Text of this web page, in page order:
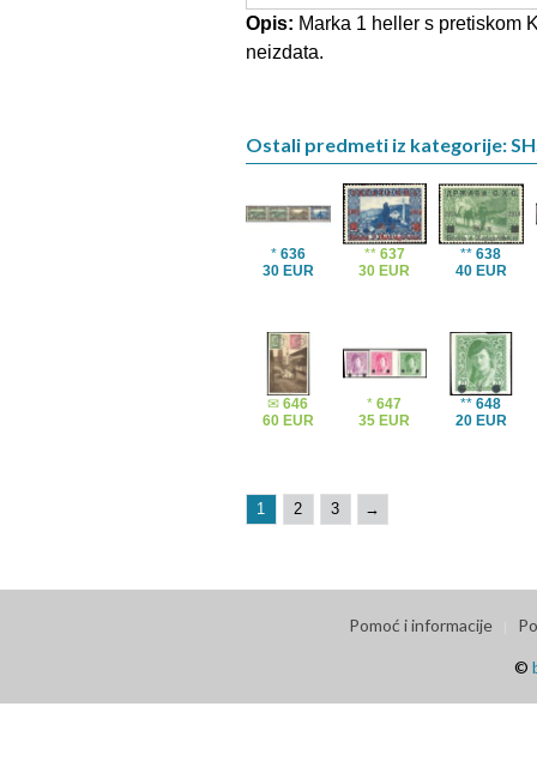
Opis: Marka 1 heller s pretiskom
neizdata.
Ostali predmeti iz kategorije:
* 636
30 EUR
** 637
30 EUR
**638
40 EUR
✉646
60 EUR
*647
35 EUR
**648
20 EUR
1 2 3 →
Pomoć i informacije
©